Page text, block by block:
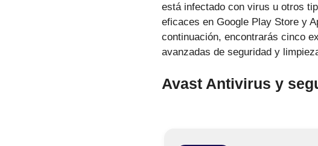
está infectado con virus u otros
eficaces en Google Play Store y
continuación, encontrarás cinco
avanzadas de seguridad y
Avast Antivirus y